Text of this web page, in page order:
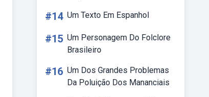
#14 Um Texto Em Espanhol
#15 Um Personagem Do Folclore
Brasileiro
#16 Um Dos Grandes Problemas
Da Poluição Dos Mananciais